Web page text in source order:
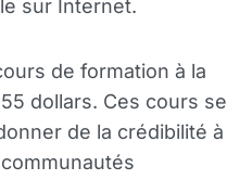
sur Internet.
de formation à la
dollars. Ces cours se
de la crédibilité à